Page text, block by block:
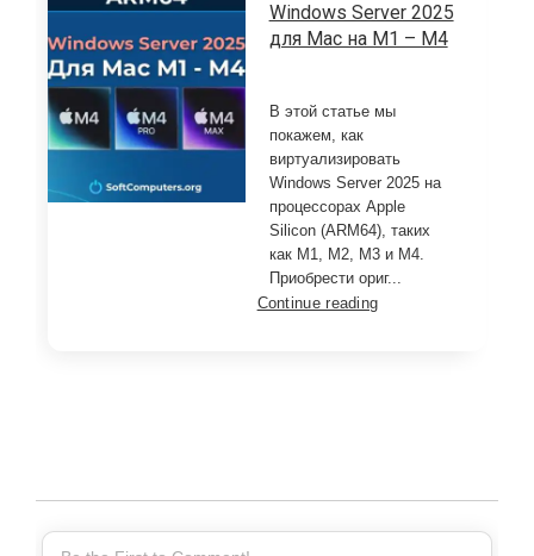
Windows Server 2025
для Mac на M1 – M4
В этой статье мы
покажем, как
виртуализировать
Windows Server 2025 на
процессорах Apple
Silicon (ARM64), таких
как M1, M2, M3 и M4.
Приобрести ориг...
Continue reading